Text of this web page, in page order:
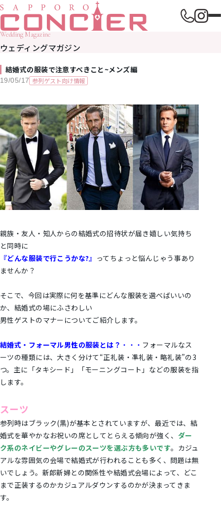
Wedding Magazine
ウェディングマガジン
結婚式の服装で注意すべきこと~メンズ編
19/05/17 参列ゲスト向け情報
親族・友人・知人からの結婚式の招待状が届き嬉しい気持ち
と同時に
『どんな服装で行こうかな?』 ってちょっと悩んじゃう事あり
ませんか？
そこで、今回は実際に何を基準にどんな服装を選べばいいの
か、結婚式の場にふさわしい
男性ゲストのマナーについてご紹介します。
結婚式・フォーマル男性の服装とは？ ・・・ フォーマルなス
ーツの種類には、大きく分けて“正礼装・凖礼装・略礼装”の3
つ。主に「タキシード」「モーニングコート」などの服装を指
します。
スーツ
参列時はブラック(黒)が基本とされていますが、最近では、結
婚式を華やかなお祝いの席としてとらえる傾向が強く、 ダー
ク系のネイビーやグレーのスーツを選ぶ方も多いです。カジュ
アルな雰囲気の会場で結婚式が行われることも多く、問題は無
いでしょう。新郎新婦との関係性や結婚式会場によって、どこ
まで正装するのかカジュアルダウンするのかが決まってきま
す。